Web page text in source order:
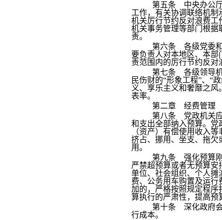
第五条 中央办公
工作，有关协调联络机
机关厉行节约反对浪费工
机关事务管理等部门根据
责。
第六条 各级党委
要负责人对本地区、本部
责范围内的厉行节约反
第七条 各级领导
民伤财的“形象工程”、“
义、享乐主义和奢靡之
表率。
第二章 经费管理
第八条 党政机关
和支出全部纳入预算。党
（资产）有偿使用收入
挤占、挪用、坐支、拖欠
用。
第九条 强化预算
严禁超预算或者无预算
单位、社会组织、个人摊
费、公务用车购置及运
加的，严格按照规定程序
算执行的严肃性，提高预
第十条 深化政府
行成本。